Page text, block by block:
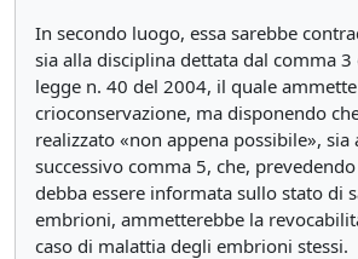
In secondo luogo, essa sarebbe
sia alla disciplina dettata dal comma 3
legge n. 40 del 2004, il quale
crioconservazione, ma disponendo
realizzato «non appena possibile», sia
successivo comma 5, che,
debba essere informata sullo stato di
embrioni, ammetterebbe la
caso di malattia degli embrioni stessi.